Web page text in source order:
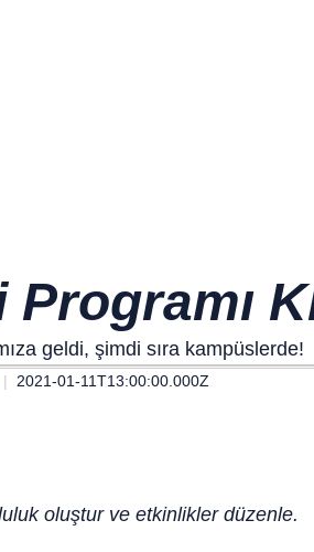
geldi, şimdi sıra kampüslerde!
2021-01-11T13:00:00.000Z
oluştur ve etkinlikler düzenle.